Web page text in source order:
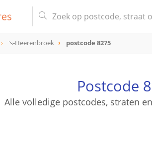
's-Heerenbroek postcode 8275
Postcode
Alle volledige postcodes, straten